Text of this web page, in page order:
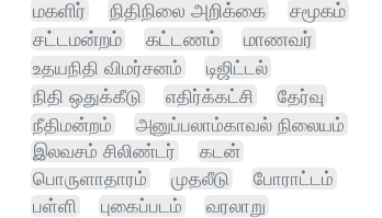
மகளிர்
நிதிநிலை அறிக்கை
சமூகம்
சட்டமன்றம்
கட்டணம்
மாணவர்
உதயநிதி விமர்சனம்
டிஜிட்டல்
நிதி ஒதுக்கீடு
எதிர்க்கட்சி
தேர்வு
நீதிமன்றம்
அனுப்பலாம்காவல் நிலையம்
இலவசம் சிலிண்டர்
கடன்
பொருளாதாரம்
முதலீடு
போராட்டம்
பள்ளி
புகைப்படம்
வரலாறு